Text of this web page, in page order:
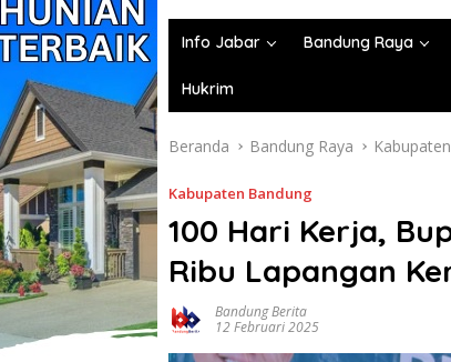
Info Jabar Bandung Raya
Hukrim
Beranda Bandung Raya
Kabupaten Bandung
100 Hari Kerja,
Ribu Lapangan
Bandung Berita
12 Februari 2025